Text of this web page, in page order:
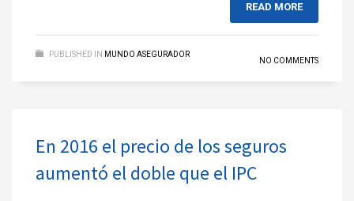
READ MORE
PUBLISHED IN MUNDO ASEGURADOR
NO COMMENTS
En 2016 el precio de los seguros
aumentó el doble que el IPC